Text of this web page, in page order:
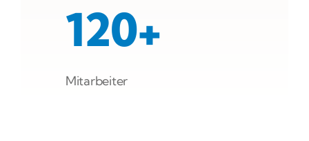
120+
Mitarbeiter